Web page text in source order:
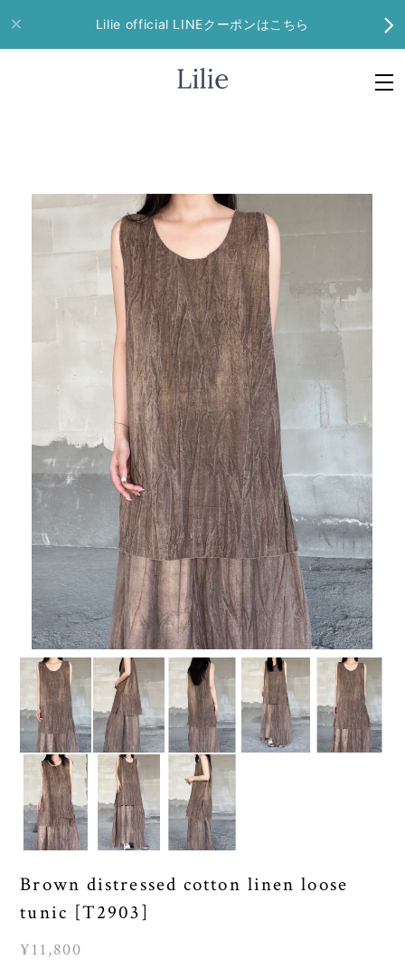
Lilie official LINEクーポンはこちら
Brown distressed cotton linen loose
tunic [T2903]
¥11,800